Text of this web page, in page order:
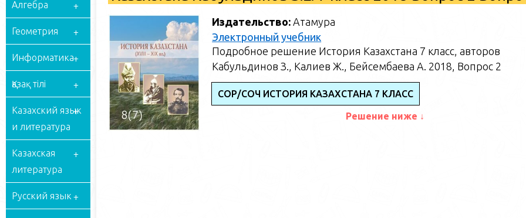
Алгебра
Геометрия
Информатика
Қазақ тілі
Казахский язык
и литература
Казахская
литература
Русский язык
Издательство:Атамура
Электронный учебник
Подробное решение История Казахстана 7 класс, авторов
Кабульдинов З., Калиев Ж., Бейсембаева А. 2018, Вопрос 2
СОР/СОЧ ИСТОРИЯ КАЗАХСТАНА 7 КЛАСС
Решение ниже ↓